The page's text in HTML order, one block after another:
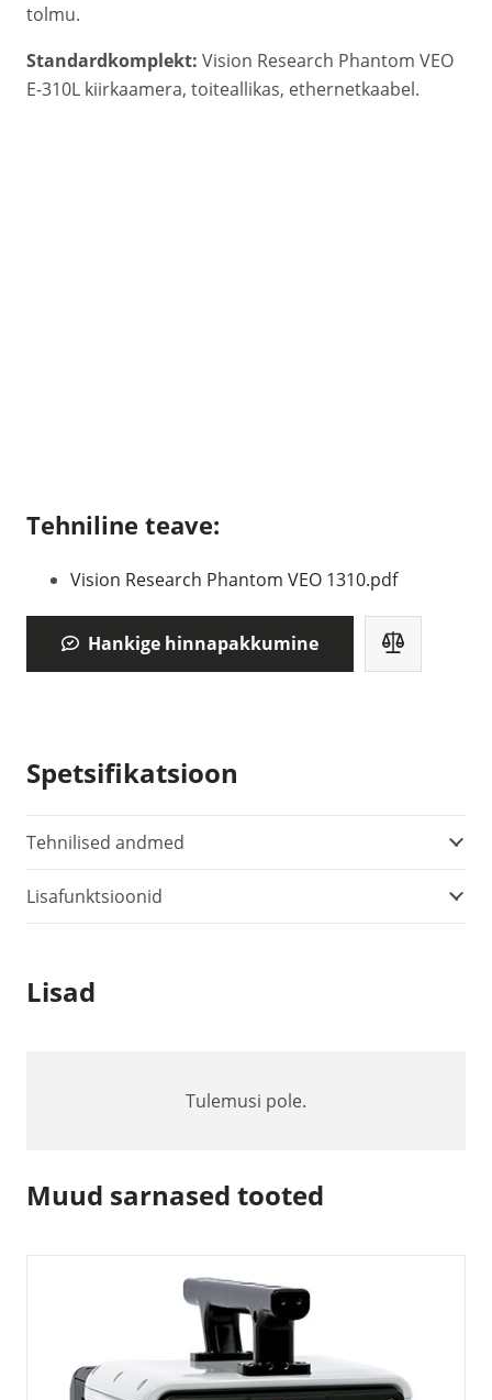
tolmu.
Standardkomplekt: Vision Research Phantom VEO
E-310L kiirkaamera, toiteallikas, ethernetkaabel.
Tehniline teave:
Vision Research Phantom VEO 1310.pdf
Hankige hinnapakkumine
Spetsifikatsioon
Tehnilised andmed
Lisafunktsioonid
Lisad
Tulemusi pole.
Muud sarnased tooted